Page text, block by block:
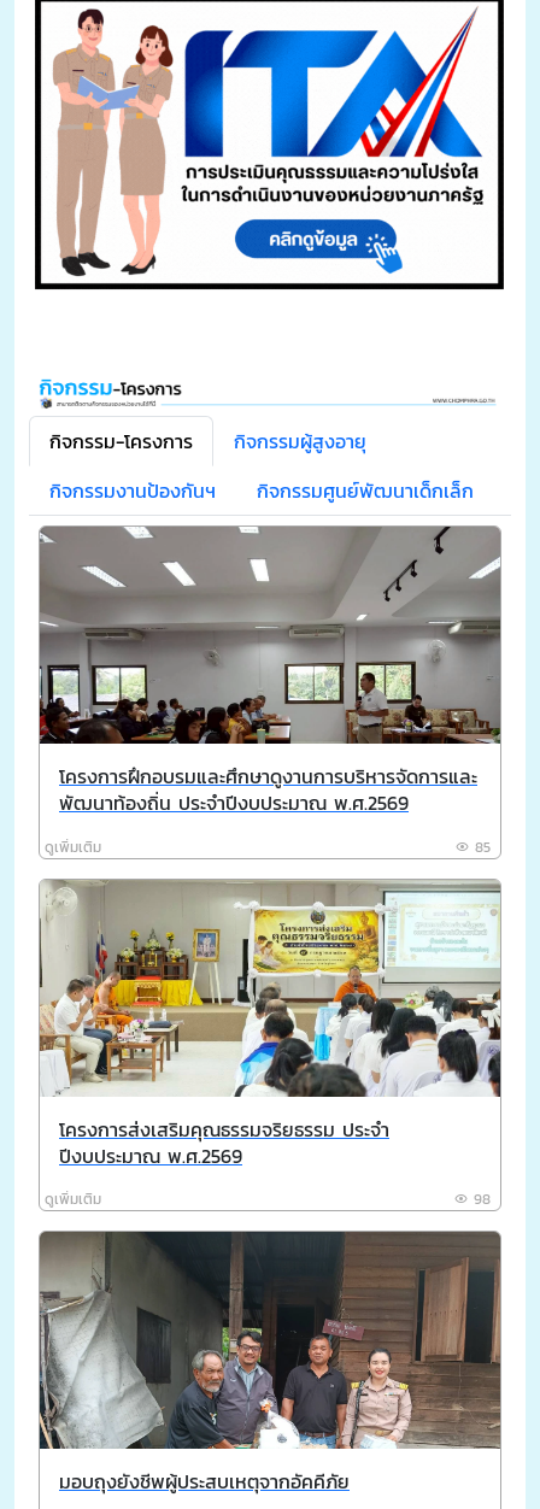
กิจกรรม-โครงการ
กิจกรรมผู้สูงอายุ
กิจกรรมงานป้องกันฯ
กิจกรรมศูนย์พัฒนาเด็กเล็ก
โครงการฝึกอบรมและศึกษาดูงานการบริหารจัดการและ
พัฒนาท้องถิ่น ประจำปีงบประมาณ พ.ศ.2569
ดูเพิ่มเติม 85
โครงการส่งเสริมคุณธรรมจริยธรรม ประจำ
ปีงบประมาณ พ.ศ.2569
ดูเพิ่มเติม 98
มอบถุงยังชีพผู้ประสบเหตุจากอัคคีภัย